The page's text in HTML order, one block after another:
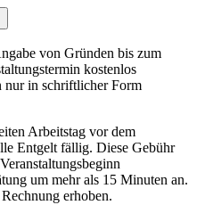
von Gründen bis zum
kostenlos
nur in schriftlicher Form
Arbeitstag vor dem
Entgelt fällig. Diese Gebühr
um mehr als 15 Minuten an.
erhoben.